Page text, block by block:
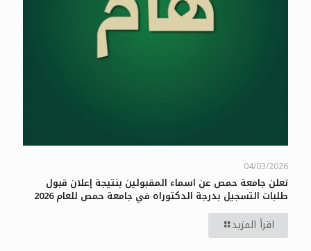
04/03/2026
تعلن جامعة حمص عن اسماء المقبولين بنتيجة إعلان قبول
طلبات التسجيل بدرجة الدكتوراه في جامعة حمص للعام 2026
اقرأ المزيد